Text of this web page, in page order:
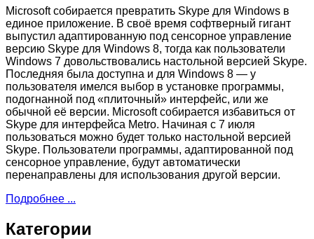
Microsoft собирается превратить Skype для Windows в
единое приложение. В своё время софтверный гигант
выпустил адаптированную под сенсорное управление
версию Skype для Windows 8, тогда как пользователи
Windows 7 довольствовались настольной версией Skype.
Последняя была доступна и для Windows 8 — у
пользователя имелся выбор в установке программы,
подогнанной под «плиточный» интерфейс, или же
обычной её версии. Microsoft собирается избавиться от
Skype для интерфейса Metro. Начиная с 7 июля
пользоваться можно будет только настольной версией
Skype. Пользователи программы, адаптированной под
сенсорное управление, будут автоматически
перенаправлены для использования другой версии.
Подробнее ...
Категории